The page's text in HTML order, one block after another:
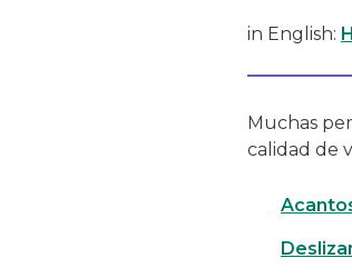
in English:
Muchas
calidad de